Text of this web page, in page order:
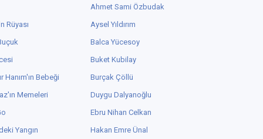
Rüyası
Hanım'ın Bebeği
Memeleri
Yangın
Ahmet Sami Özbudak
Aysel Yıldırım
Balca Yücesoy
Buket Kubilay
Burçak Çöllü
Duygu Dalyanoğlu
Ebru Nihan Celkan
Hakan Emre Ünal